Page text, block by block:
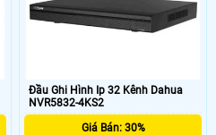
Đầu Ghi Hình Ip 32 Kênh Dahua
NVR5832-4KS2
Giá Bán: 30%